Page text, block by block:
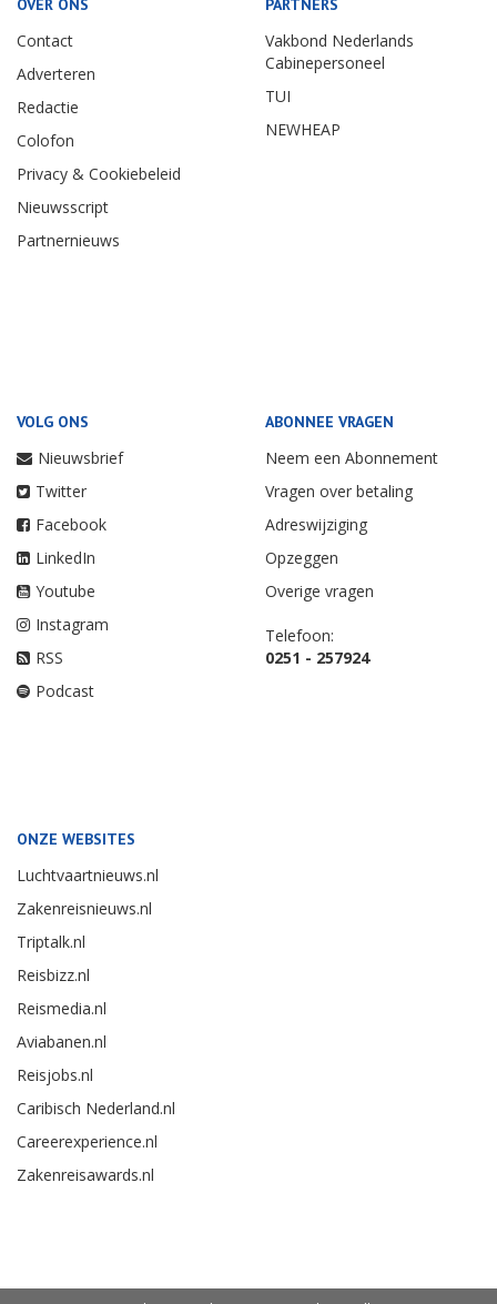
OVER ONS
Contact
Adverteren
Redactie
Colofon
Privacy & Cookiebeleid
Nieuwsscript
Partnernieuws
PARTNERS
Vakbond Nederlands
Cabinepersoneel
TUI
NEWHEAP
VOLG ONS
Nieuwsbrief
Twitter
Facebook
LinkedIn
Youtube
Instagram
RSS
Podcast
ABONNEE VRAGEN
Neem een Abonnement
Vragen over betaling
Adreswijziging
Opzeggen
Overige vragen
Telefoon:
0251 - 257924
ONZE WEBSITES
Luchtvaartnieuws.nl
Zakenreisnieuws.nl
Triptalk.nl
Reisbizz.nl
Reismedia.nl
Aviabanen.nl
Reisjobs.nl
Caribisch Nederland.nl
Careerexperience.nl
Zakenreisawards.nl